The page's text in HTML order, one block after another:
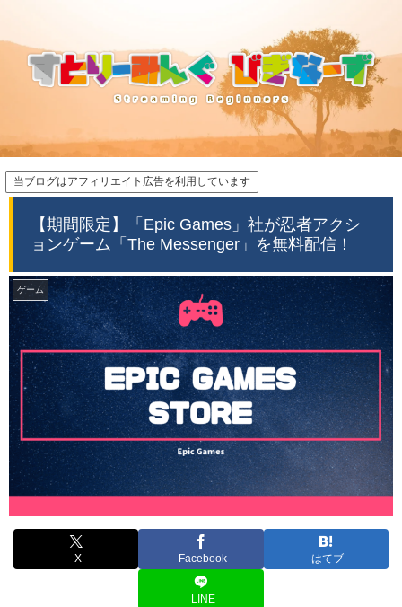
当ブログはアフィリエイト広告を利用しています
【期間限定】「Epic Games」社が忍者アクシ
ョンゲーム「The Messenger」を無料配信！
ゲーム
X Facebook はてブ
LINE